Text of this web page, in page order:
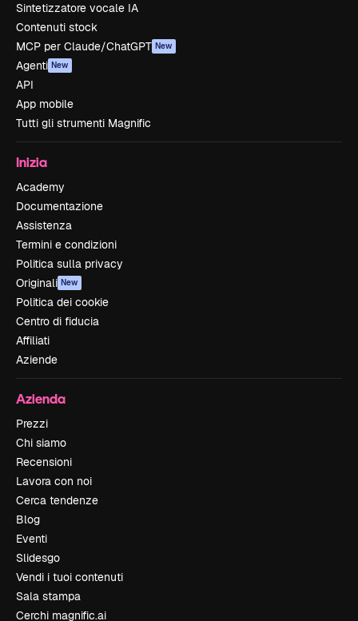
Sintetizzatore vocale IA
Contenuti stock
MCP per Claude/ChatGPT New
Agenti New
API
App mobile
Tutti gli strumenti Magnific
Inizia
Academy
Documentazione
Assistenza
Termini e condizioni
Politica sulla privacy
Originali New
Politica dei cookie
Centro di fiducia
Affiliati
Aziende
Azienda
Prezzi
Chi siamo
Recensioni
Lavora con noi
Cerca tendenze
Blog
Eventi
Slidesgo
Vendi i tuoi contenuti
Sala stampa
Cerchi magnific.ai